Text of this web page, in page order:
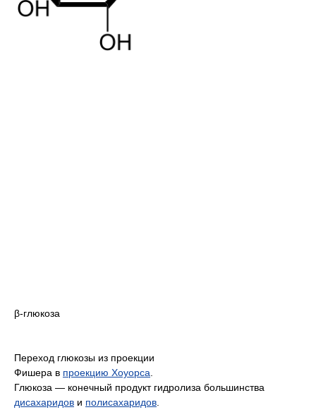
β-глюкоза
Переход глюкозы из проекции
Фишера в проекцию Хоуорса.
Глюкоза — конечный продукт гидролиза большинства
дисахаридов и полисахаридов.